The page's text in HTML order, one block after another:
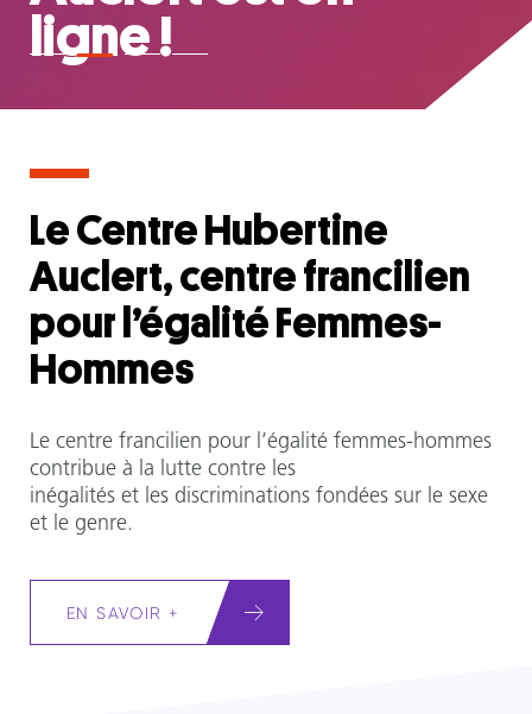
ligne !
Le Centre Hubertine
Auclert, centre francilien
pour l’égalité Femmes-
Hommes
Le centre francilien pour l’égalité femmes-hommes
contribue à la lutte contre les
inégalités et les discriminations fondées sur le sexe
et le genre.
EN SAVOIR +